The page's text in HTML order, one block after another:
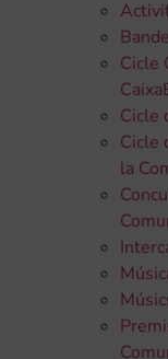
Cicle
Cicle
Cicle
la